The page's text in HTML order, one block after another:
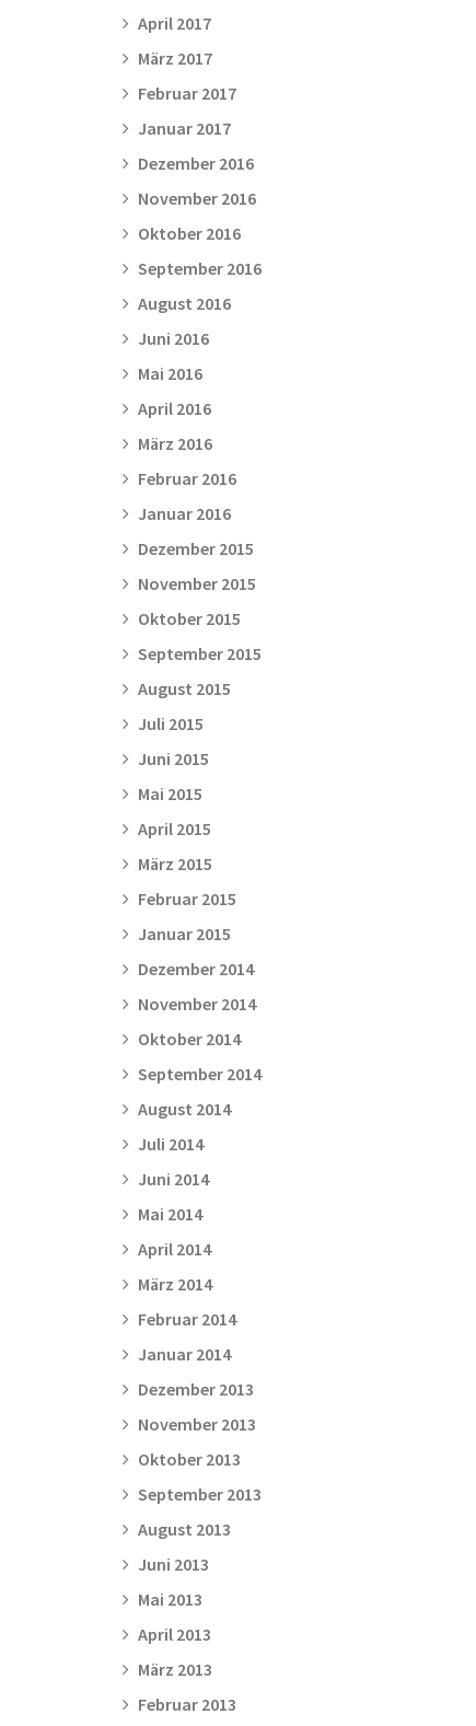
April 2017
März 2017
Februar 2017
Januar 2017
Dezember 2016
November 2016
Oktober 2016
September 2016
August 2016
Juni 2016
Mai 2016
April 2016
März 2016
Februar 2016
Januar 2016
Dezember 2015
November 2015
Oktober 2015
September 2015
August 2015
Juli 2015
Juni 2015
Mai 2015
April 2015
März 2015
Februar 2015
Januar 2015
Dezember 2014
November 2014
Oktober 2014
September 2014
August 2014
Juli 2014
Juni 2014
Mai 2014
April 2014
März 2014
Februar 2014
Januar 2014
Dezember 2013
November 2013
Oktober 2013
September 2013
August 2013
Juni 2013
Mai 2013
April 2013
März 2013
Februar 2013